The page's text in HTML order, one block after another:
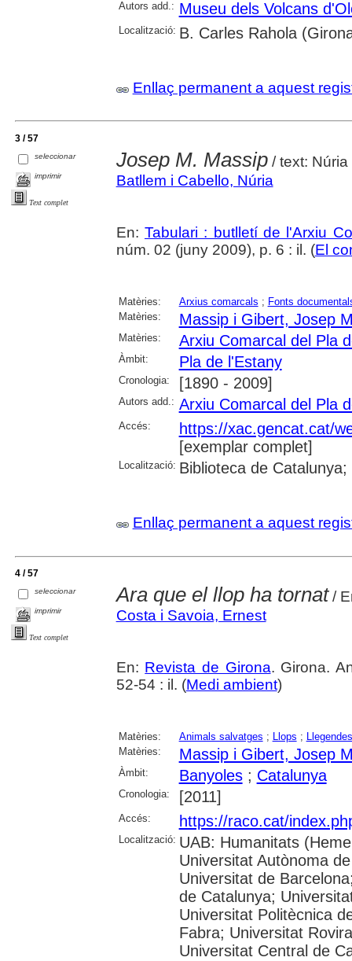
Autors add.: Museu dels Volcans
Localització: B. Carles Rahola
Enllaç permanent a aquest
3 / 57
seleccionar
imprimir
Text complet
Josep M. Massip/ text: Núria
Batllem i Cabello, Núria
En: Tabulari : butlletí de l'Arxiu
núm. 02 (juny 2009), p. 6 : il. (El
Matèries: Arxius comarcals ; Fonts
Matèries:
Massip i Gibert, Josep
Matèries: Arxiu Comarcal del Pla
Àmbit: Pla de l'Estany
Cronologia: [1890 - 2009]
Autors add.: Arxiu Comarcal del Pla
Accés:
https://xac.gencat.cat/
[exemplar complet]
Localització: Biblioteca de
Enllaç permanent a aquest
4 / 57
seleccionar
imprimir
Text complet
Ara que el llop ha tornat/
Costa i Savoia, Ernest
En: Revista de Girona. Girona.
52-54 : il. (Medi ambient)
Matèries: Animals salvatges ; Llops ; Llegendes
Matèries:
Massip i Gibert, Josep
Àmbit: Banyoles; Catalunya
Cronologia: [2011]
Accés: https://raco.cat/
Localització: UAB: Humanitats
Universitat Autònoma
Universitat de
de Catalunya;
Universitat Politècnica
Fabra; Universitat
Universitat Central de